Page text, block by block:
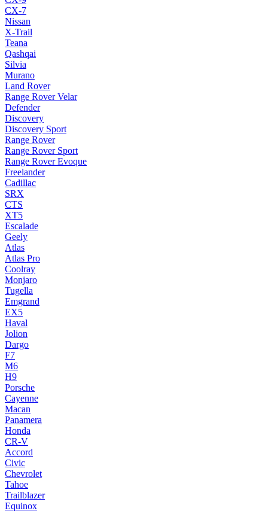
CX-7
Nissan
X-Trail
Teana
Qashqai
Silvia
Murano
Land Rover
Range Rover Velar
Defender
Discovery
Discovery Sport
Range Rover
Range Rover Sport
Range Rover Evoque
Freelander
Cadillac
SRX
CTS
XT5
Escalade
Geely
Atlas
Atlas Pro
Coolray
Monjaro
Tugella
Emgrand
EX5
Haval
Jolion
Dargo
F7
M6
H9
Porsche
Cayenne
Macan
Panamera
Honda
CR-V
Accord
Civic
Chevrolet
Tahoe
Trailblazer
Equinox